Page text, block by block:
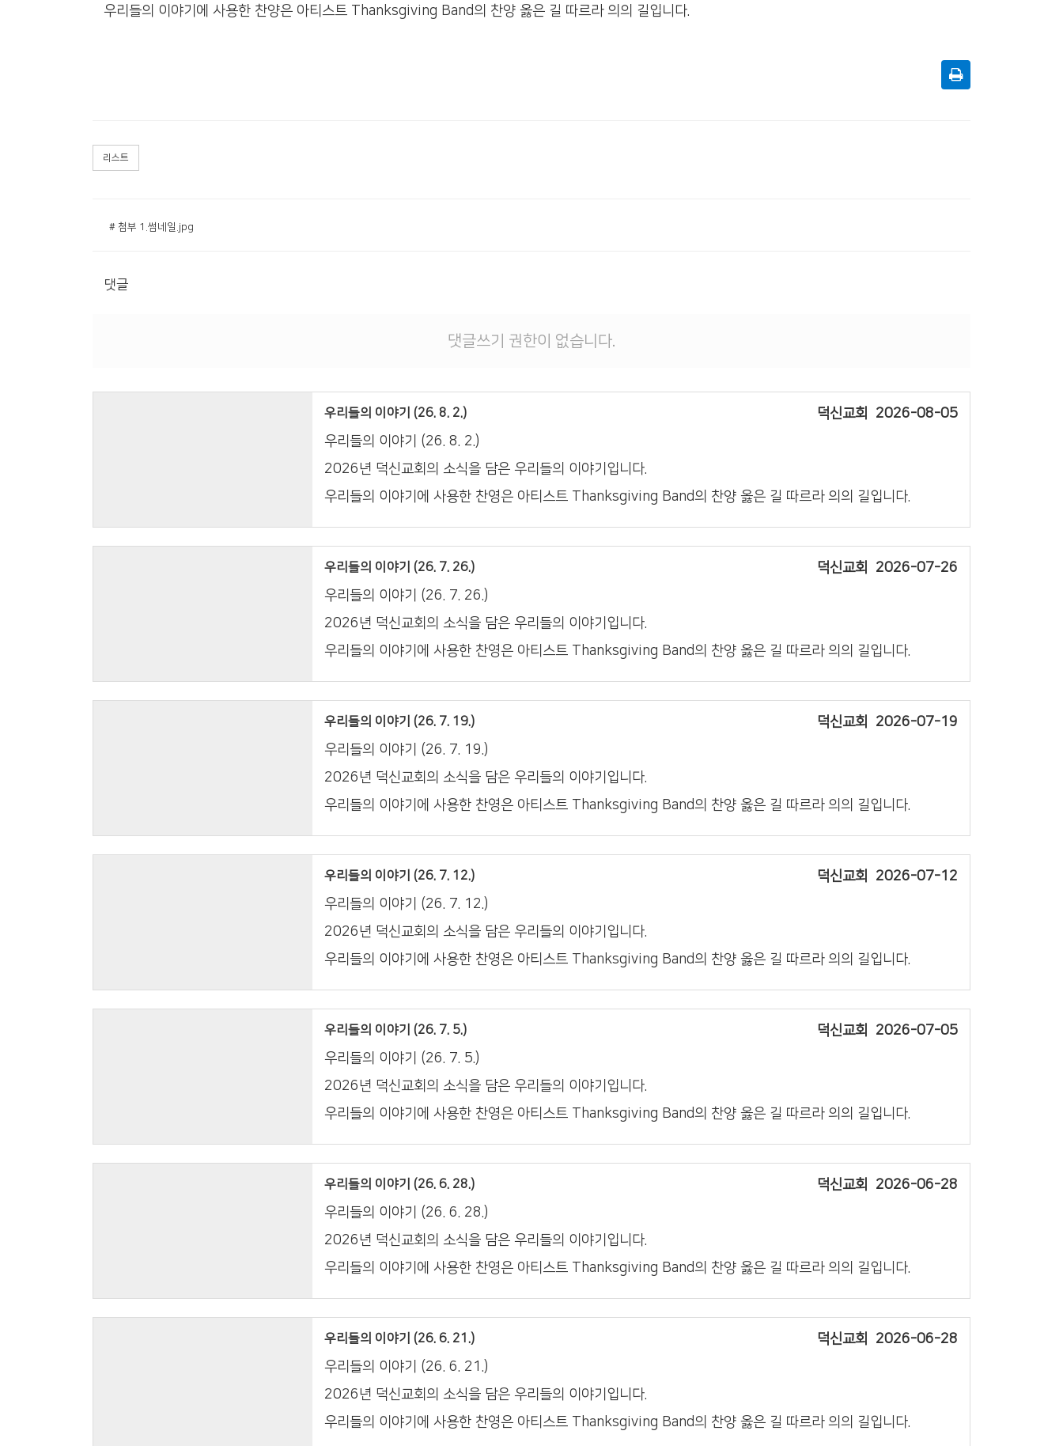
우리들의 이야기에 사용한 찬양은 아티스트 Thanksgiving Band의 찬양 옳은 길 따르라 의의 길입니다.
리스트
# 첨부 1.썸네일.jpg
댓글
댓글쓰기 권한이 없습니다.
우리들의 이야기 (26. 8. 2.) 2026-08-05
덕신교회
우리들의 이야기 (26. 8. 2.)
2026년 덕신교회의 소식을 담은 우리들의 이야기입니다.
우리들의 이야기에 사용한 찬영은 아티스트 Thanksgiving Band의 찬양 옳은 길 따르라 의의 길입니다.
우리들의 이야기 (26. 7. 26.) 2026-07-26
덕신교회
우리들의 이야기 (26. 7. 26.)
2026년 덕신교회의 소식을 담은 우리들의 이야기입니다.
우리들의 이야기에 사용한 찬영은 아티스트 Thanksgiving Band의 찬양 옳은 길 따르라 의의 길입니다.
우리들의 이야기 (26. 7. 19.) 2026-07-19
덕신교회
우리들의 이야기 (26. 7. 19.)
2026년 덕신교회의 소식을 담은 우리들의 이야기입니다.
우리들의 이야기에 사용한 찬영은 아티스트 Thanksgiving Band의 찬양 옳은 길 따르라 의의 길입니다.
우리들의 이야기 (26. 7. 12.) 2026-07-12
덕신교회
우리들의 이야기 (26. 7. 12.)
2026년 덕신교회의 소식을 담은 우리들의 이야기입니다.
우리들의 이야기에 사용한 찬영은 아티스트 Thanksgiving Band의 찬양 옳은 길 따르라 의의 길입니다.
우리들의 이야기 (26. 7. 5.) 2026-07-05
덕신교회
우리들의 이야기 (26. 7. 5.)
2026년 덕신교회의 소식을 담은 우리들의 이야기입니다.
우리들의 이야기에 사용한 찬영은 아티스트 Thanksgiving Band의 찬양 옳은 길 따르라 의의 길입니다.
우리들의 이야기 (26. 6. 28.) 2026-06-28
덕신교회
우리들의 이야기 (26. 6. 28.)
2026년 덕신교회의 소식을 담은 우리들의 이야기입니다.
우리들의 이야기에 사용한 찬영은 아티스트 Thanksgiving Band의 찬양 옳은 길 따르라 의의 길입니다.
우리들의 이야기 (26. 6. 21.) 2026-06-28
덕신교회
우리들의 이야기 (26. 6. 21.)
2026년 덕신교회의 소식을 담은 우리들의 이야기입니다.
우리들의 이야기에 사용한 찬영은 아티스트 Thanksgiving Band의 찬양 옳은 길 따르라 의의 길입니다.